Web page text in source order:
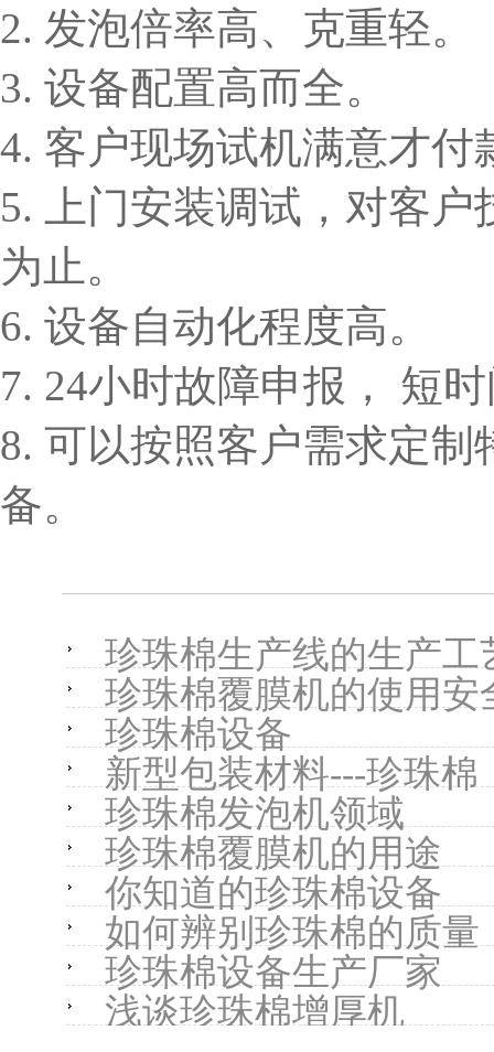
2. 发泡倍率高、克重轻。
3. 设备配置高而全。
4. 客户现场试机满意才付
5. 上门安装调试，对客
为止。
6. 设备自动化程度高。
7. 24小时故障申报， 短
8. 可以按照客户需求定制
备。
珍珠棉生产线的生产工
珍珠棉覆膜机的使用安
珍珠棉设备
新型包装材料---珍珠棉
珍珠棉发泡机领域
珍珠棉覆膜机的用途
你知道的珍珠棉设备
如何辨别珍珠棉的质量
珍珠棉设备生产厂家
浅谈珍珠棉增厚机